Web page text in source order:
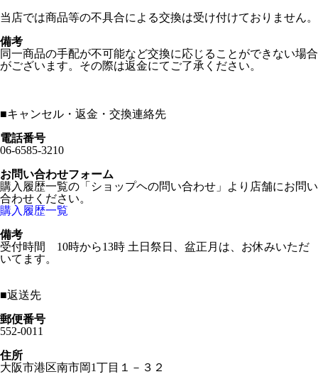
当店では商品等の不具合による交換は受け付けておりません。
備考
同一商品の手配が不可能など交換に応じることができない場合
がございます。その際は返金にてご了承ください。
■キャンセル・返金・交換連絡先
電話番号
06-6585-3210
お問い合わせフォーム
購入履歴一覧の「ショップヘの問い合わせ」より店舗にお問い
合わせください。
購入履歴一覧
備考
受付時間 10時から13時 土日祭日、盆正月は、お休みいただ
いてます。
■返送先
郵便番号
552-0011
住所
大阪市港区南市岡1丁目１－３２